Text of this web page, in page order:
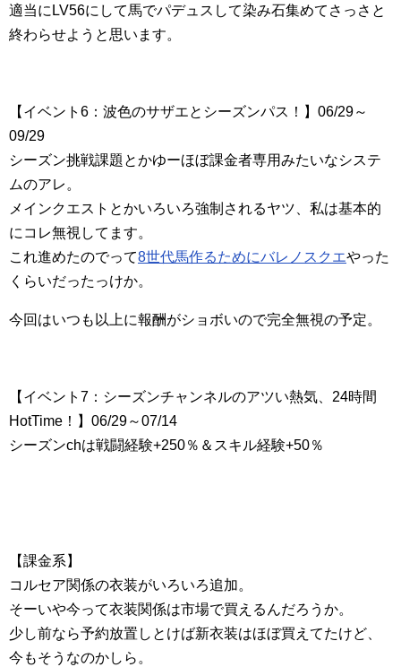
適当にLV56にして馬でパデュスして染み石集めてさっさと
終わらせようと思います。
【イベント6：波色のサザエとシーズンパス！】06/29～
09/29
シーズン挑戦課題とかゆーほぼ課金者専用みたいなシステ
ムのアレ。
メインクエストとかいろいろ強制されるヤツ、私は基本的
にコレ無視してます。
これ進めたのでって8世代馬作るためにバレノスクエやった
くらいだったっけか。
今回はいつも以上に報酬がショボいので完全無視の予定。
【イベント7：シーズンチャンネルのアツい熱気、24時間
HotTime！】06/29～07/14
シーズンchは戦闘経験+250％＆スキル経験+50％
【課金系】
コルセア関係の衣装がいろいろ追加。
そーいや今って衣装関係は市場で買えるんだろうか。
少し前なら予約放置しとけば新衣装はほぼ買えてたけど、
今もそうなのかしら。